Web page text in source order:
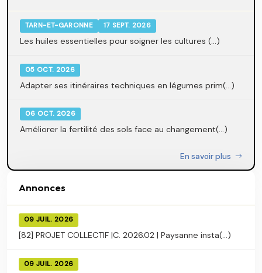
TARN-ET-GARONNE 17 SEPT. 2026
Les huiles essentielles pour soigner les cultures (...)
05 OCT. 2026
Adapter ses itinéraires techniques en légumes prim(...)
06 OCT. 2026
Améliorer la fertilité des sols face au changement(...)
En savoir plus
Annonces
09 JUIL. 2026
[82] PROJET COLLECTIF |C. 2026.02 | Paysanne insta(...)
09 JUIL. 2026